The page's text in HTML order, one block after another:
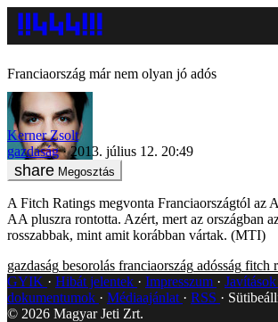
Franciaország már nem olyan jó adós
Kerner Zsolt
gazdaság
2013. július 12. 20:49
Megosztás
A Fitch Ratings megvonta Franciaországtól az
AA pluszra rontotta. Azért, mert az országban
rosszabbak, mint amit korábban vártak. (MTI)
gazdaság besorolás franciaország adósság fitch
GYIK
Hibát jelentek Impresszum
dokumentumok
Médiaajánlat RSS
© 2026 Magyar Jeti Zrt.